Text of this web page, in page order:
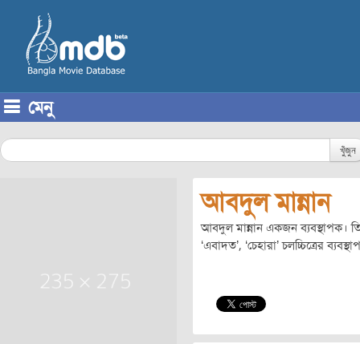
মেনু
খুঁজুন
আবদুল মান্নান
আবদুল মান্নান একজন ব্যবস্থাপক।
‘এবাদত’, ‘চেহারা’ চলচ্চিত্রের